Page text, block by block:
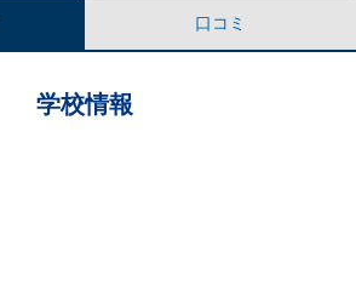
口コミ
学校情報